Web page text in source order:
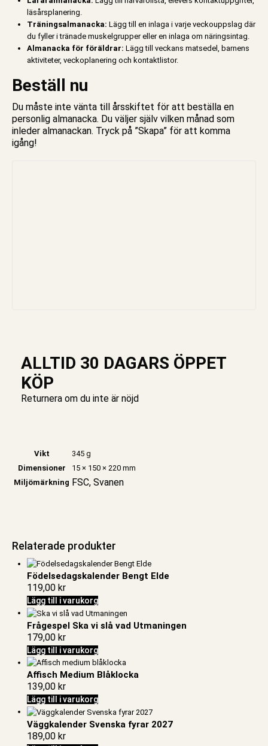
läsårsplanering.
Träningsalmanacka: Lägg till en inlaga i varje veckouppslag där
du fyller i tränade muskelgrupper eller en inlaga om näringsintag.
Almanacka för föräldrar: Lägg till veckans matsedel, barnens
aktiviteter, veckoplanering och kontaktlistor.
Beställ nu
Du måste inte vänta till årsskiftet för att beställa en
personlig almanacka. Du väljer själv vilken månad som
inleder almanackan. Tryck på ”Skapa” för att komma
igång!
ALLTID 30 DAGARS ÖPPET
KÖP
Returnera om du inte är nöjd
Vikt
345 g
Dimensioner
15 × 150 × 220 mm
Miljömärkning FSC, Svanen
Relaterade produkter
Födelsedagskalender Bengt Elde
119,00 kr
Lägg till i varukorg
Frågespel Ska vi slå vad Utmaningen
179,00 kr
Lägg till i varukorg
Affisch Medium Blåklocka
139,00 kr
Lägg till i varukorg
Väggkalender Svenska fyrar 2027
189,00 kr